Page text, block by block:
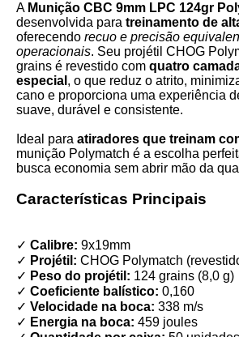
A Munição CBC 9mm LPC 124gr
desenvolvida para treinamento de
oferecendo recuo e precisão
operacionais. Seu projétil CHOG
grains é revestido com quatro
especial , o que reduz o atrito,
cano e proporciona uma experiência
suave, durável e consistente.
Ideal para atiradores que treinam
munição Polymatch é a escolha
busca economia sem abrir mão da
Características Principais
✓ Calibre: 9x19mm
✓ Projétil: CHOG Polymatch
✓ Peso do projétil: 124 grains (8,0 g)
✓ Coeficiente balístico: 0,160
✓ Velocidade na boca: 338 m/s
✓ Energia na boca: 459 joules